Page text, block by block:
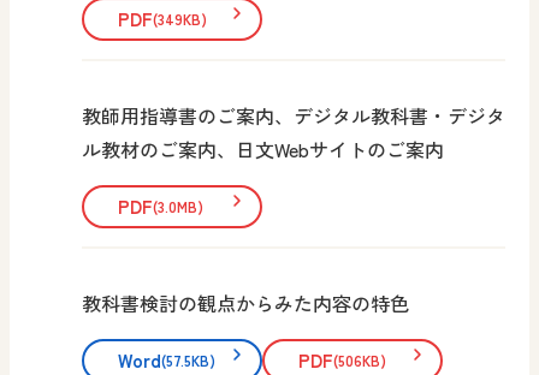
PDF(349KB)
教師用指導書のご案内、デジタル教科書・デジタ
ル教材のご案内、日文Webサイトのご案内
PDF(3.0MB)
教科書検討の観点からみた内容の特色
Word(57.5KB) PDF(506KB)